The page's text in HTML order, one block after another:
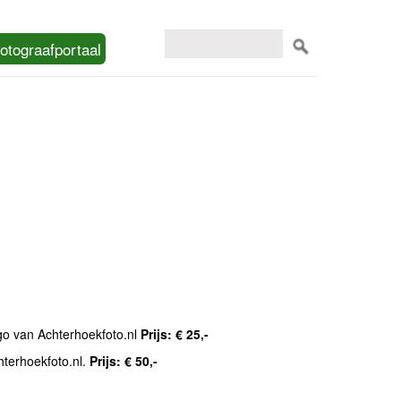
van Achterhoekfoto.nl Prijs: € 25,-
Prijs: € 50,-